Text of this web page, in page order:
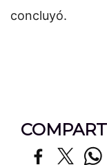
concluyó.